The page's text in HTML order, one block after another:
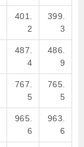
401.
2
399.
3
487.
4
486.
9
767.
5
765.
5
965.
6
963.
6